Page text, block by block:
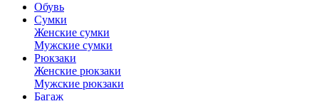
Обувь
Сумки
Женские сумки
Мужские сумки
Рюкзаки
Женские рюкзаки
Мужские рюкзаки
Багаж